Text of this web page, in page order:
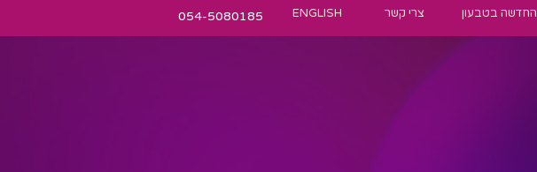
054-5080185 ENGLISH צרי קשר החדשה בטבעון